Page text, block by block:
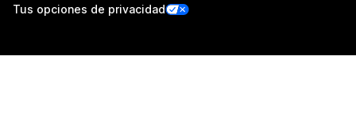
Tus opciones de privacidad